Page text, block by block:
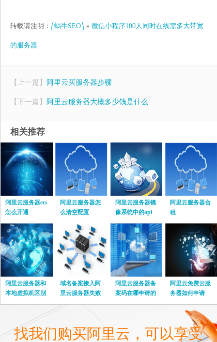
转载请注明： ⎛蜗牛SEO⎞ » 微信小程序100人同时在线需多大带宽
的服务器
【上一篇】 阿里云买服务器步骤
【下一篇】 阿里云服务器大概多少钱是什么
相关推荐
阿里云服务器ecs
怎么开通
阿里云服务器怎
么清空配置
阿里云服务器镜
像系统中的api
阿里云服务器合
租
阿里云服务器和
本地虚拟机区别
在哪里
域名备案接入阿
里云服务器失败
怎么办
阿里云服务器备
案码在哪申请的
阿里云免费云服
务器如何申请
找我们购买阿里云，可以享受